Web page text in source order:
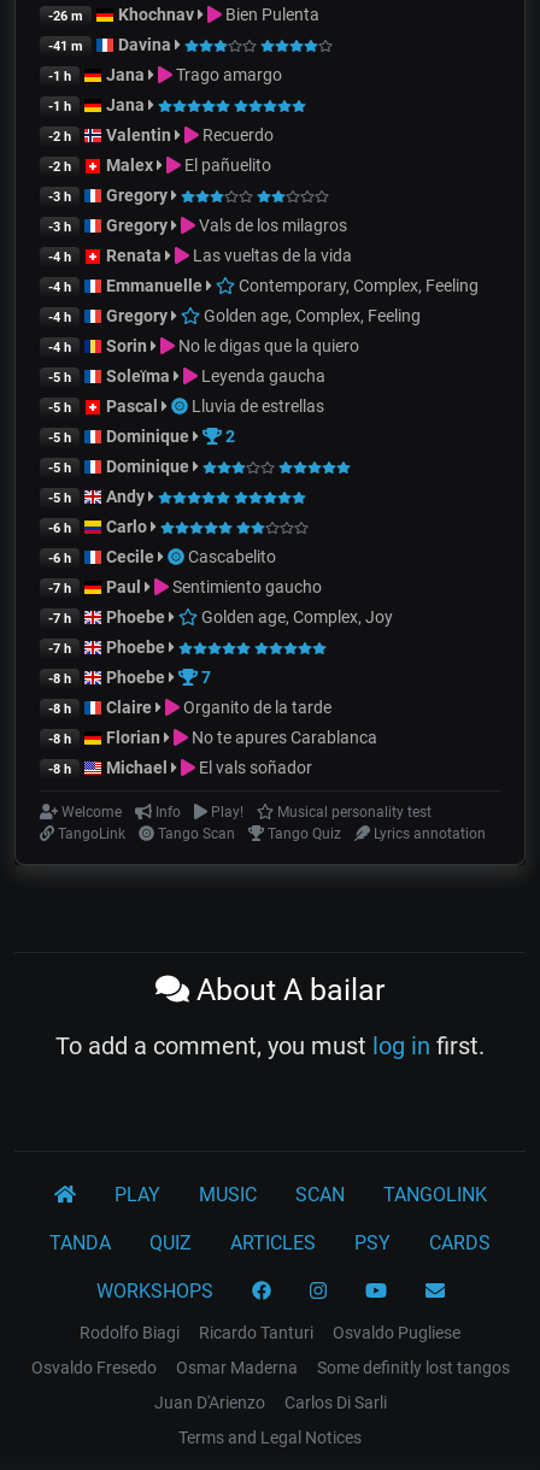
-26 m Khochnav Bien Pulenta
-41 m Davina
-1 h Jana Trago amargo
-1 h Jana
-2 h Valentin Recuerdo
-2 h Malex El pañuelito
-3 h Gregory
-3 h Gregory Vals de los milagros
-4 h Renata Las vueltas de la vida
-4 h Emmanuelle Contemporary, Complex, Feeling
-4 h Gregory Golden age, Complex, Feeling
-4 h Sorin No le digas que la quiero
-5 h Soleïma Leyenda gaucha
-5 h Pascal Lluvia de estrellas
-5 h Dominique 2
-5 h Dominique
-5 h Andy
-6 h Carlo
-6 h Cecile Cascabelito
-7 h Paul Sentimiento gaucho
-7 h Phoebe Golden age, Complex, Joy
-7 h Phoebe
-8 h Phoebe 7
-8 h Claire Organito de la tarde
-8 h Florian No te apures Carablanca
-8 h Michael El vals soñador
Welcome Info Play!
Musical personality test
TangoLink
Tango Scan Tango Quiz Lyrics annotation
About A bailar
To add a comment, you must log in first.
PLAY MUSIC SCAN TANGOLINK
TANDA QUIZ ARTICLES PSY CARDS
WORKSHOPS
Rodolfo Biagi Ricardo Tanturi
Osvaldo Pugliese
Osvaldo Fresedo
Osmar Maderna
Some definitly lost tangos
Juan D'Arienzo
Carlos Di Sarli
Terms and Legal Notices